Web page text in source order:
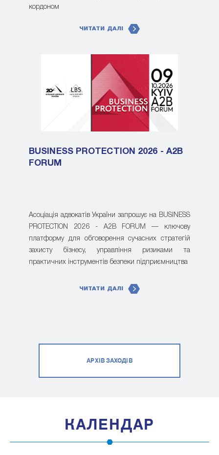
кордоном
ЧИТАТИ ДАЛІ
BUSINESS PROTECTION 2026 - A2B
FORUM
Асоціація адвокатів України запрошує на BUSINESS
PROTECTION 2026 - A2B FORUM — ключову
платформу для обговорення сучасних стратегій
захисту бізнесу, управління ризиками та
практичних інструментів безпеки підприємництва
ЧИТАТИ ДАЛІ
АРХІВ ЗАХОДІВ
КАЛЕНДАР